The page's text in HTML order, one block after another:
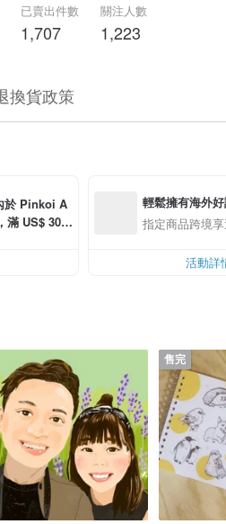
已賣出件數
1,707
關注人數
1,223
換貨政策
於 Pinkoi A
滿 US$ 30.0
輕鬆擁有海外
指定商品跨境
活動詳
售完